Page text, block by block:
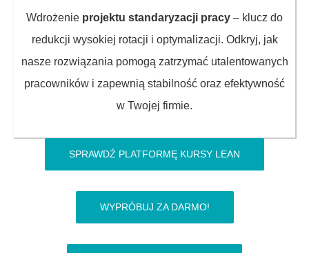
Wdrożenie projektu standaryzacji pracy – klucz do
redukcji wysokiej rotacji i optymalizacji. Odkryj, jak
nasze rozwiązania pomogą zatrzymać utalentowanych
pracowników i zapewnią stabilność oraz efektywność
w Twojej firmie.
SPRAWDŹ PLATFORMĘ KURSY LEAN
WYPRÓBUJ ZA DARMO!